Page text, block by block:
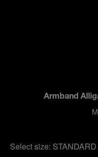
Armband
Select size: STANDARD